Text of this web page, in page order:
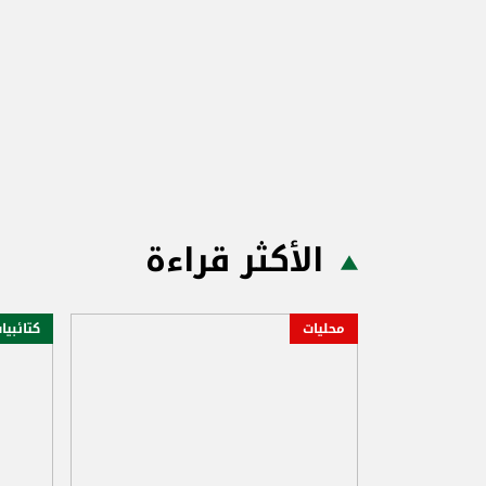
الأكثر قراءة
محليات